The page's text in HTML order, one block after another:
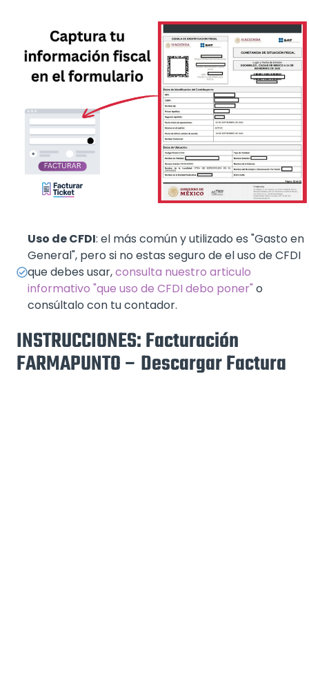
Uso de CFDI: el más común y utilizado es "Gasto en
General", pero si no estas seguro de el uso de CFDI
que debes usar,consulta nuestro articulo
informativo "que uso de CFDI debo poner" o
consúltalo con tu contador.
INSTRUCCIONES: Facturación
FARMAPUNTO – Descargar Factura